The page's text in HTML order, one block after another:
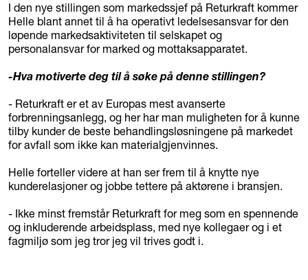
I den nye stillingen som markedssjef på Returkraft kommer
Helle blant annet til å ha operativt ledelsesansvar for den
løpende markedsaktiviteten til selskapet og
personalansvar for marked og mottaksapparatet.
-Hva motiverte deg til å søke på denne stillingen?
- Returkraft er et av Europas mest avanserte
forbrenningsanlegg, og her har man muligheten for å kunne
tilby kunder de beste behandlingsløsningene på markedet
for avfall som ikke kan materialgjenvinnes.
Helle forteller videre at han ser frem til å knytte nye
kunderelasjoner og jobbe tettere på aktørene i bransjen.
- Ikke minst fremstår Returkraft for meg som en spennende
og inkluderende arbeidsplass, med nye kollegaer og i et
fagmiljø som jeg tror jeg vil trives godt i.